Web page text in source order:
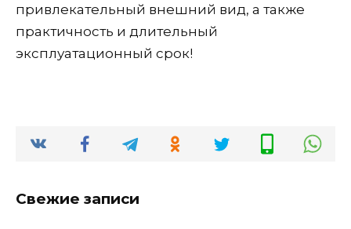
привлекательный внешний вид, а также
практичность и длительный
эксплуатационный срок!
Свежие записи